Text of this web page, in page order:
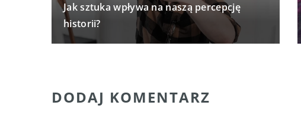
Jak sztuka wpływa na naszą percepcję
historii?
DODAJ KOMENTARZ